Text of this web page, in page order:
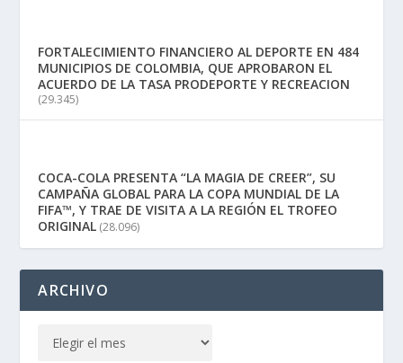
FORTALECIMIENTO FINANCIERO AL DEPORTE EN 484
MUNICIPIOS DE COLOMBIA, QUE APROBARON EL
ACUERDO DE LA TASA PRODEPORTE Y RECREACION
(29.345)
COCA-COLA PRESENTA “LA MAGIA DE CREER”, SU
CAMPAÑA GLOBAL PARA LA COPA MUNDIAL DE LA
FIFA™, Y TRAE DE VISITA A LA REGIÓN EL TROFEO
ORIGINAL (28.096)
ARCHIVO